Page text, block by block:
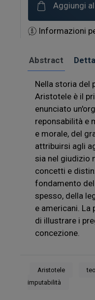
Aggiungi
Informazioni
Abstract
Nella storia del
Aristotele è il
enunciato
reponsabilità e
e morale, del
attribuirsi agli
sia nel giudizio
concetti e
fondamento
spesso, della
e americani. La
di illustrare i
concezione.
Aristotele
imputabilità